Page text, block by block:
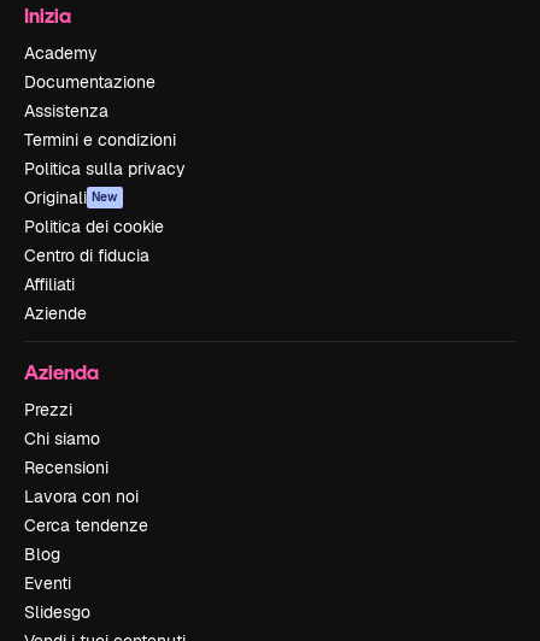
Inizia
Academy
Documentazione
Assistenza
Termini e condizioni
Politica sulla privacy
Originali New
Politica dei cookie
Centro di fiducia
Affiliati
Aziende
Azienda
Prezzi
Chi siamo
Recensioni
Lavora con noi
Cerca tendenze
Blog
Eventi
Slidesgo